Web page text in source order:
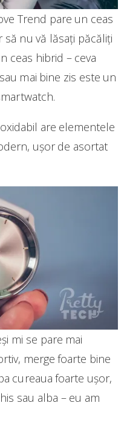
Trend pare un ceas
nu vă lăsați păcăliți
ceas hibrid – ceva
mai bine zis este un
are elementele
ușor de asortat
mi se pare mai
merge foarte bine
cureaua foarte ușor,
sau alba – eu am